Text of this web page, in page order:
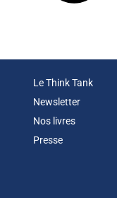
Le Think Tank
Newsletter
Nos livres
Presse